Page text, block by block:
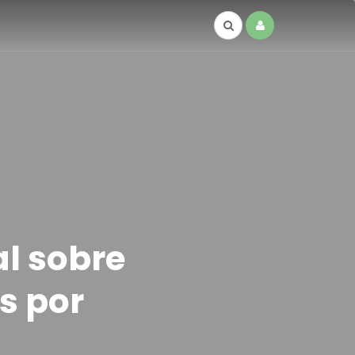
sobre
por